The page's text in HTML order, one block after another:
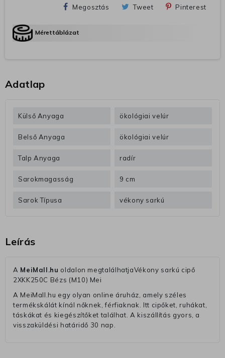
Megosztás Tweet Pinterest
Mérettáblázat
Adatlap
Külső Anyaga ökológiai velúr
Belső Anyaga ökológiai velúr
Talp Anyaga radír
Sarokmagasság 9 cm
Sarok Típusa vékony sarkú
Leírás
A MeiMall.hu oldalon megtalálhatjaVékony sarkú cipő
2XKK250C Bézs (M10) Mei
A MeiMall.hu egy olyan online áruház, amely széles
termékskálát kínál nőknek, férfiaknak. Itt cipőket, ruhákat,
táskákat és kiegészítőket találhat. A kiszállítás gyors, a
visszaküldési határidő 30 nap.